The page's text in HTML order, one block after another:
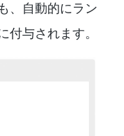
、自動的にラン
付与されます。